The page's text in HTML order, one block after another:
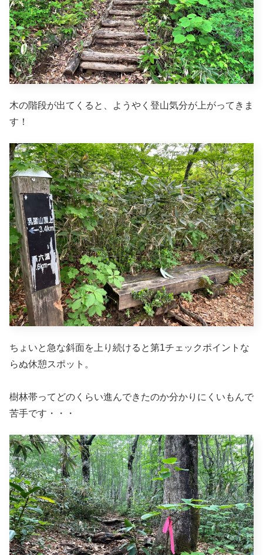
木の階段が出てくると、ようやく登山気分が上がってきま
す！
ちょいと急な斜面を上り続けると第1チェックポイントな
らぬ休憩スポット。
樹林帯ってどのくらい進んできたのか分かりにくいもんで
苦手です・・・